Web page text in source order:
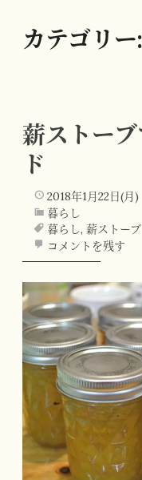
カテゴリー:
薪ストー
ド
2018年1月22日(月)
暮らし
暮らし, 薪ストーブ
コメントを残す